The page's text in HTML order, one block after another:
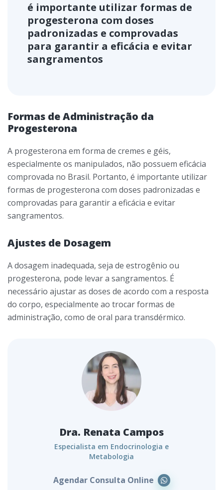
é importante utilizar formas de
progesterona com doses
padronizadas e comprovadas
para garantir a eficácia e evitar
sangramentos
Formas de Administração da
Progesterona
A progesterona em forma de cremes e géis,
especialmente os manipulados, não possuem eficácia
comprovada no Brasil. Portanto, é importante utilizar
formas de progesterona com doses padronizadas e
comprovadas para garantir a eficácia e evitar
sangramentos.
Ajustes de Dosagem
A dosagem inadequada, seja de estrogênio ou
progesterona, pode levar a sangramentos. É
necessário ajustar as doses de acordo com a resposta
do corpo, especialmente ao trocar formas de
administração, como de oral para transdérmico.
Dra. Renata Campos
Especialista em Endocrinologia e
Metabologia
Agendar Consulta Online